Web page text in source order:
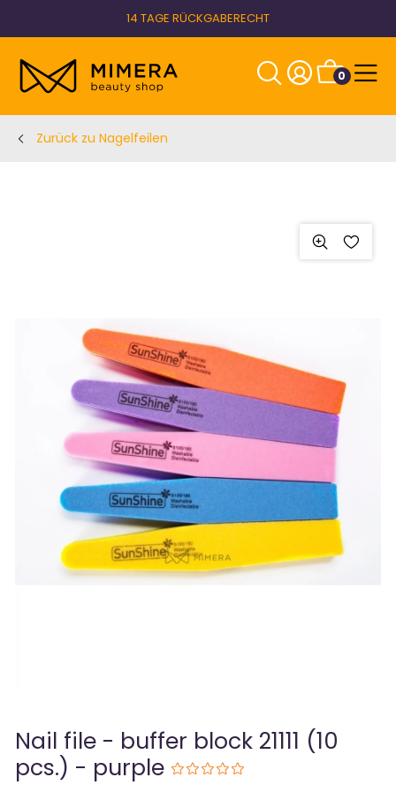
14 TAGE RÜCKGABERECHT
0
Zurück zu Nagelfeilen
Nail file - buffer block 21111 (10
pcs.) - purple